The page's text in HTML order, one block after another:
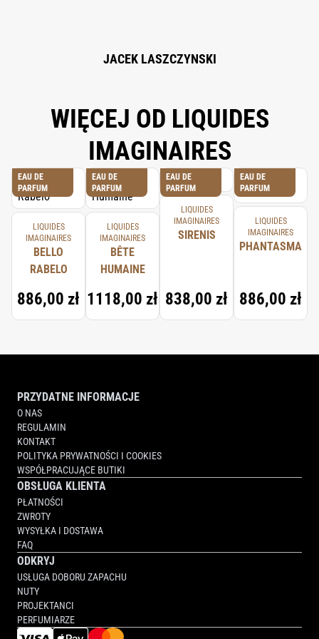
TERPINOLENE, ALPHA-TERPINENE, CITRONELLOL, BENZALDEHYDE, GA.
JACEK LASZCZYNSKI
WIĘCEJ OD LIQUIDES
IMAGINAIRES
EAU DE
PARFUM
LIQUIDES
IMAGINAIRES
BELLO
RABELO
886,00 zł
EAU DE
PARFUM
LIQUIDES
IMAGINAIRES
BÊTE
HUMAINE
1118,00 zł
EAU DE
PARFUM
LIQUIDES
IMAGINAIRES
SIRENIS
838,00 zł
EAU DE
PARFUM
LIQUIDES
IMAGINAIRES
PHANTASMA
886,00 zł
PRZYDATNE INFORMACJE
O NAS
REGULAMIN
KONTAKT
POLITYKA PRYWATNOŚCI I COOKIES
WSPÓŁPRACUJĄCE BUTIKI
OBSŁUGA KLIENTA
PŁATNOŚCI
ZWROTY
WYSYŁKA I DOSTAWA
FAQ
ODKRYJ
USŁUGA DOBORU ZAPACHU
NUTY
PROJEKTANCI
PERFUMIARZE